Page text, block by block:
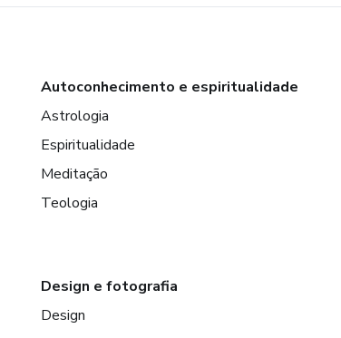
Autoconhecimento e espiritualidade
Astrologia
Espiritualidade
Meditação
Teologia
Design e fotografia
Design